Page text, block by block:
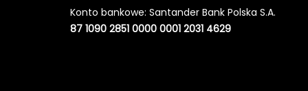
Konto bankowe: Santander Bank Polska S.A.
87 1090 2851 0000 0001 2031 4629